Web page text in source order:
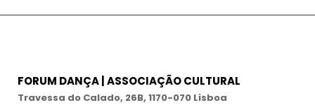
FORUM DANÇA | ASSOCIAÇÃO CULTURAL
Travessa do Calado, 26B, 1170-070 Lisboa